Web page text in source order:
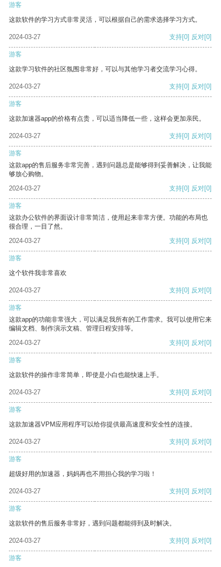
游客
这款软件的学习方式非常灵活，可以根据自己的需求选择学习方式。
2024-03-27 支持[0] 反对[0]
游客
这款学习软件的社区氛围非常好，可以与其他学习者交流学习心得。
2024-03-27 支持[0] 反对[0]
游客
这款加速器app的价格有点贵，可以适当降低一些，这样会更加亲民。
2024-03-27 支持[0] 反对[0]
游客
这款app的售后服务非常完善，遇到问题总是能够得到妥善解决，让我能
够放心购物。
2024-03-27
支持[0] 反对[0]
游客
这款办公软件的界面设计非常简洁，使用起来非常方便。功能的布局也
很合理，一目了然。
2024-03-27
支持[0] 反对[0]
游客
这个软件我非常喜欢
2024-03-27 支持[0] 反对[0]
游客
这款app的功能非常强大，可以满足我所有的工作需求。我可以使用它来
编辑文档、制作演示文稿、管理日程安排等。
2024-03-27
支持[0] 反对[0]
游客
这款软件的操作非常简单，即使是小白也能快速上手。
2024-03-27 支持[0] 反对[0]
游客
这款加速器VPM应用程序可以给你提供最高速度和安全性的连接。
2024-03-27 支持[0] 反对[0]
游客
超级好用的加速器，妈妈再也不用担心我的学习啦！
2024-03-27 支持[0] 反对[0]
游客
这款软件的售后服务非常好，遇到问题都能得到及时解决。
2024-03-27 支持[0] 反对[0]
游客